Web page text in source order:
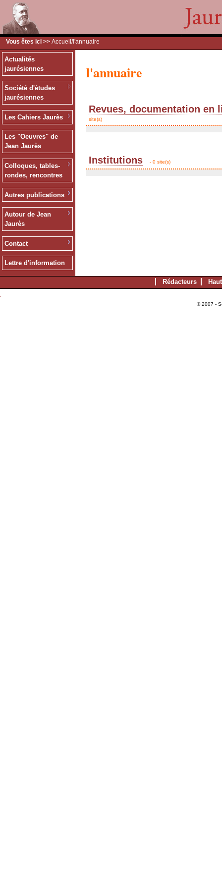
Vous êtes ici >> Accueil /l'annuaire
Actualités
jaurésiennes
Société d'études
jaurésiennes
Les Cahiers Jaurès
Les "Oeuvres" de
Jean Jaurès
Colloques, tables-
rondes, rencontres
Autres publications
Autour de Jean
Jaurès
Contact
Lettre d'information
l'annuaire
Revues, documentation en
site(s)
Institutions - 0 site(s)
Rédacteurs
© 2007 -